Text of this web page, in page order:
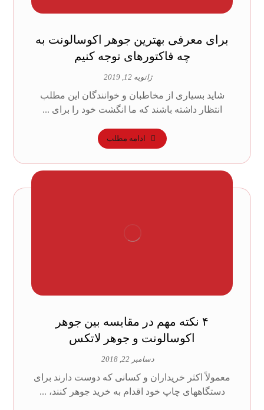
برای معرفی بهترین جوهر اکوسالونت به
چه فاکتورهای توجه کنیم
ژانویه 12, 2019
شاید بسیاری از مخاطبان و خوانندگان این مطلب
انتظار داشته باشند که ما انگشت خود را برای ...
ادامه مطلب
۴ نکته مهم در مقایسه بین جوهر
اکوسالونت و جوهر لاتکس
دسامبر 22, 2018
معمولاً اکثر خریداران و کسانی که دوست دارند برای
دستگاههای چاپ خود اقدام به خرید جوهر کنند، ...